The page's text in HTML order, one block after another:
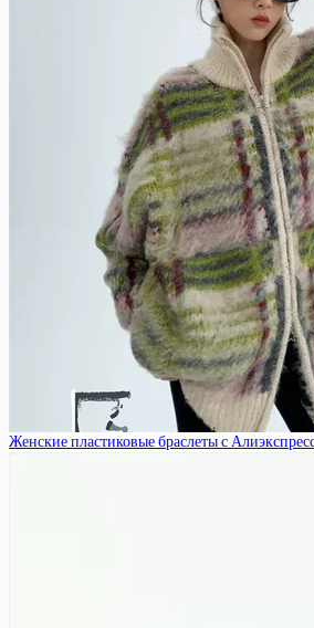
Женские пластиковые браслеты с